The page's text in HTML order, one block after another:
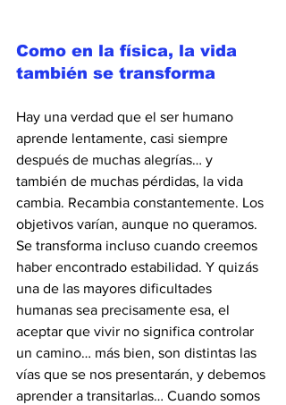
Como en la física, la vida
también se transforma
Hay una verdad que el ser humano
aprende lentamente, casi siempre
después de muchas alegrías… y
también de muchas pérdidas, la vida
cambia. Recambia constantemente. Los
objetivos varían, aunque no queramos.
Se transforma incluso cuando creemos
haber encontrado estabilidad. Y quizás
una de las mayores dificultades
humanas sea precisamente esa, el
aceptar que vivir no significa controlar
un camino… más bien, son distintas las
vías que se nos presentarán, y debemos
aprender a transitarlas… Cuando somos